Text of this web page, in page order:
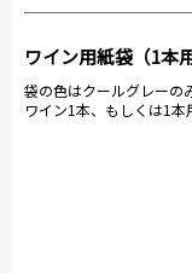
ワイン用紙袋（1本用
袋の色はクールグレーの
ワイン1本、もしくは1本